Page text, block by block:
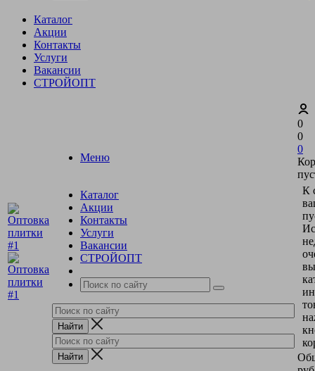
Каталог
Акции
Контакты
Услуги
Вакансии
СТРОЙОПТ
Меню
Каталог
Акции
Контакты
Услуги
Вакансии
СТРОЙОПТ
0
0
0
К